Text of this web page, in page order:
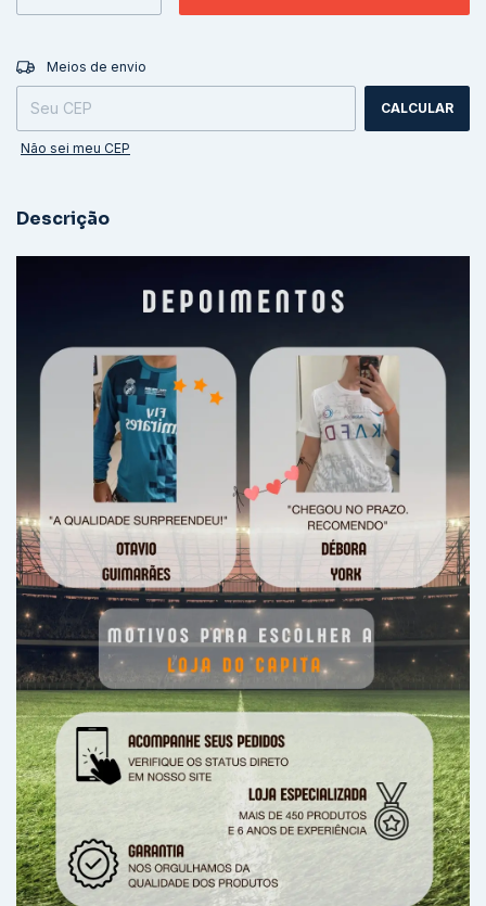
Entregas para o CEP:
Meios de envio
CALCULAR
Não sei meu CEP
Descrição